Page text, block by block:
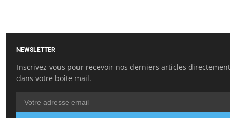
NEWSLETTER
Inscrivez-vous pour recevoir nos derniers articles directement
dans votre boîte mail.